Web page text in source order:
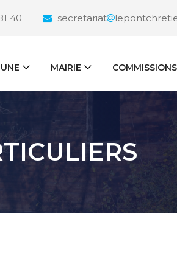
40 secretariat
MAIRIE COMMISSIONS